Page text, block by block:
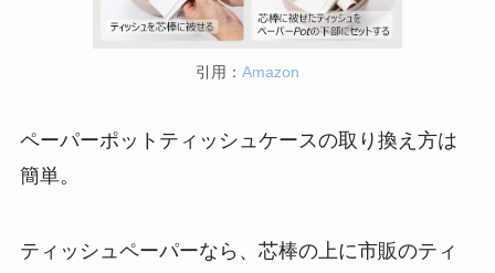
引用： Amazon
ペーパーポットティッシュケースの取り換え方は
簡単。
ティッシュペーパーなら、芯棒の上に市販のティ